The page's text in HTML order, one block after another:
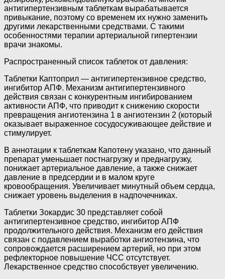
антигипертензивным таблеткам вырабатывается
привыкание, поэтому со временем их нужно заменить
другими лекарственными средствами. С такими
особенностями терапии артериальной гипертензии
врачи знакомы.
Распространенный список таблеток от давления:
Таблетки Каптоприл — антигипертензивное средство,
ингибитор АПФ. Механизм антигипертензивного
действия связан с конкурентным ингибированием
активности АПФ, что приводит к снижению скорости
превращения ангиотензина 1 в ангиотензин 2 (который
оказывает выраженное сосудосуживающее действие и
стимулирует.
В аннотации к таблеткам Капотену указано, что данный
препарат уменьшает постнагрузку и преднагрузку,
понижает артериальное давление, а также снижает
давление в предсердии и в малом круге
кровообращения. Увеличивает минутный объем сердца,
снижает уровень выделения в надпочечниках.
Таблетки Зокардис 30 представляет собой
антигипертензивное средство, ингибитор АПФ
продолжительного действия. Механизм его действия
связан с подавлением выработки ангиотензина, что
сопровождается расширением артерий, но при этом
рефлекторное повышение ЧСС отсутствует.
Лекарственное средство способствует увеличению.